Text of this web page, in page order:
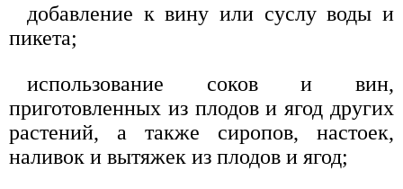
добавление к вину или суслу воды и
пикета;
использование соков и вин,
приготовленных из плодов и ягод других
растений, а также сиропов, настоек,
наливок и вытяжек из плодов и ягод;